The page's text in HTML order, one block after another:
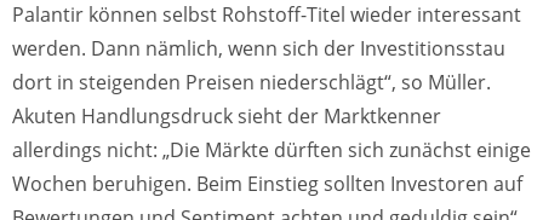
Palantir können selbst Rohstoff-Titel wieder interessant
werden. Dann nämlich, wenn sich der Investitionsstau
dort in steigenden Preisen niederschlägt“, so Müller.
Akuten Handlungsdruck sieht der Marktkenner
allerdings nicht: „Die Märkte dürften sich zunächst einige
Wochen beruhigen. Beim Einstieg sollten Investoren auf